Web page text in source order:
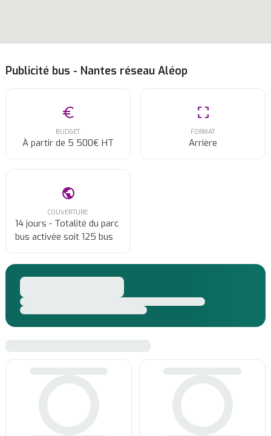
Publicité bus - Nantes réseau Aléop
euro
BUDGET
À partir de 5 500€ HT
crop_free
FORMAT
Arrière
public
COUVERTURE
14 jours - Totalité du parc
bus activée soit 125 bus